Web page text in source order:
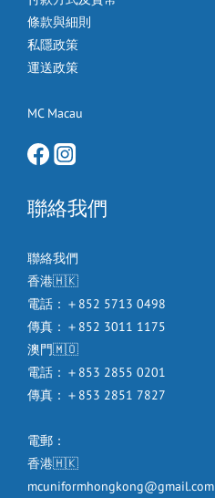
條款與細則
私隱政策
運送政策
MC Macau
聯絡我們
聯絡我們
香港🇭🇰
電話：＋852 5713 0498
傳真：＋852 3011 1175
澳門🇲🇴
電話：＋853 2855 0201
傳真：＋853 2851 7827
電郵：
香港🇭🇰
mcuniformhongkong@gmail.com